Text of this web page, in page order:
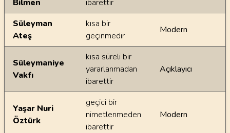
Bilmen
ibarettir
Süleyman
Ateş
kısa bir
geçinmedir
Modern
Süleymaniye
Vakfı
kısa süreli bir
yararlanmadan
ibarettir
Açıklayıcı
Yaşar Nuri
Öztürk
geçici bir
nimetlenmeden
ibarettir
Modern